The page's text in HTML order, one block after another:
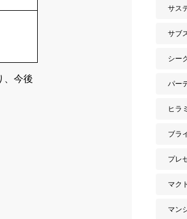
サス
サブ
シー
パー
ヒラ
ブラ
プレ
マク
マン
、今後